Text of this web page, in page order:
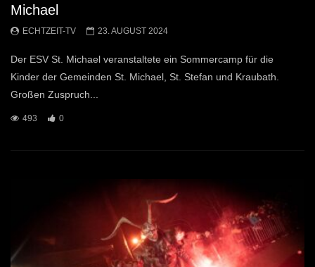
Michael
ECHTZEIT-TV 23. AUGUST 2024
Der ESV St. Michael veranstaltete ein Sommercamp für die
Kinder der Gemeinden St. Michael, St. Stefan und Kraubath.
Großen Zuspruch...
493 0